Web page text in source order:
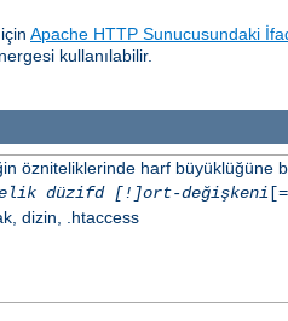
Apache HTTP Sunucusundaki
kullanılabilir.
özniteliklerinde harf büyüklüğüne
düzifd [!]ort-değişkeni [=
dizin, .htaccess